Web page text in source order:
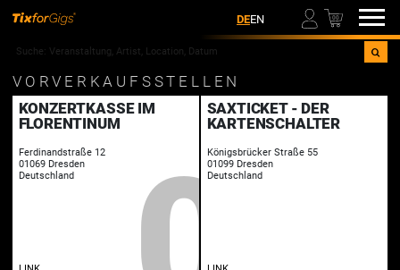
DEEN 00
VORVERKAUFSSTELLEN
KONZERTKASSE IM
FLORENTINUM
Ferdinandstraße 12
01069 Dresden
Deutschland
SAXTICKET - DER
KARTENSCHALTER
Königsbrücker Straße 55
01099 Dresden
Deutschland